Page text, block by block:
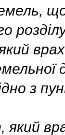
з
який